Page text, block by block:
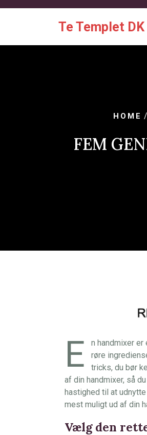
Te Templet DK
HOME
FEM
E
n handmixer
røre
tricks, du bør
af din handmixer, så
hastighed til at
mest muligt ud af din
Vælg den